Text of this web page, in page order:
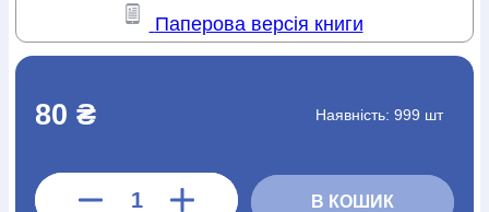
Книга в комплекті
За додатковою інформацією дзвоніть за номером:+38
Паперова версія книги
80 ₴ Наявність: 999 шт
В КОШИК